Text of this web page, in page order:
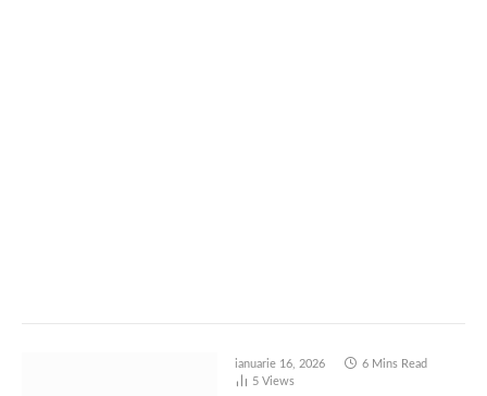
ianuarie 16, 2026
6 Mins Read
5 Views